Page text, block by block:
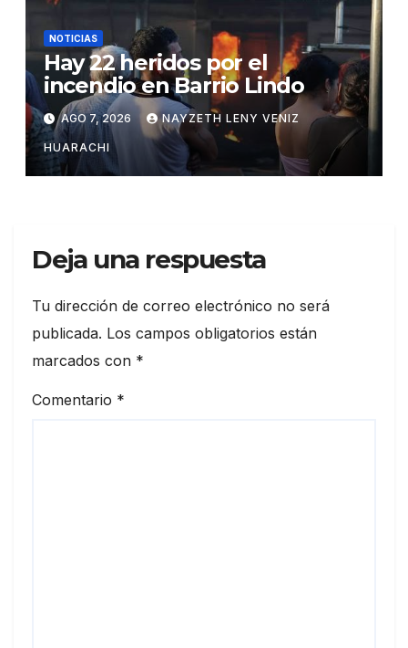
NOTICIAS
Hay 22 heridos por el
incendio en Barrio Lindo
AGO 7, 2026 NAYZETH LENY VENIZ
HUARACHI
Deja una respuesta
Tu dirección de correo electrónico no será
publicada. Los campos obligatorios están
marcados con *
Comentario *